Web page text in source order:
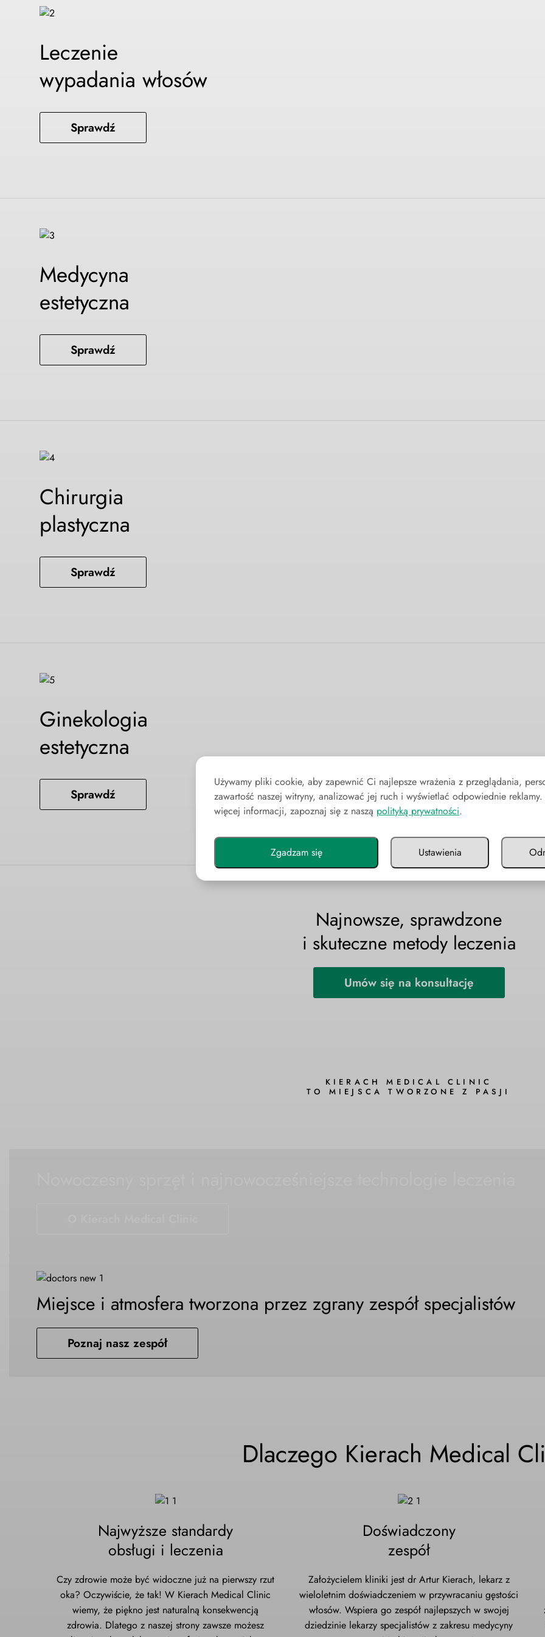
Leczenie
wypadania włosów
Sprawdź
Medycyna
estetyczna
Sprawdź
Chirurgia
plastyczna
Sprawdź
Ginekologia
estetyczna
Sprawdź
Najnowsze, sprawdzone
i skuteczne metody leczenia
Umów się na konsultację
KIERACH MEDICAL CLINIC
TO MIEJSCA TWORZONE Z PASJI
Miejsce i atmosfera tworzona przez zgrany zespół specjalistów
Poznaj nasz zespół
Dlaczego Kierach Medical
Najwyższe standardy
obsługi i leczenia
Czy zdrowie może być widoczne już na pierwszy rzut
oka? Oczywiście, że tak! W Kierach Medical Clinic
wiemy, że piękno jest naturalną konsekwencją
zdrowia. Dlatego z naszej strony zawsze możesz
Doświadczony
zespół
Założycielem kliniki jest dr Artur Kierach, lekarz z
wieloletnim doświadczeniem w przywracaniu gęstości
włosów. Wspiera go zespół najlepszych w swojej
dziedzinie lekarzy specjalistów z zakresu medycyny
Używamy pliki cookie, aby zapewnić Ci najlepsze wrażenia z przeglądania,
zawartość naszej witryny, analizować jej ruch i wyświetlać odpowiednie reklamy.
więcej informacji, zapoznaj się z naszą polityką prywatności.
Zgadzam się Ustawienia